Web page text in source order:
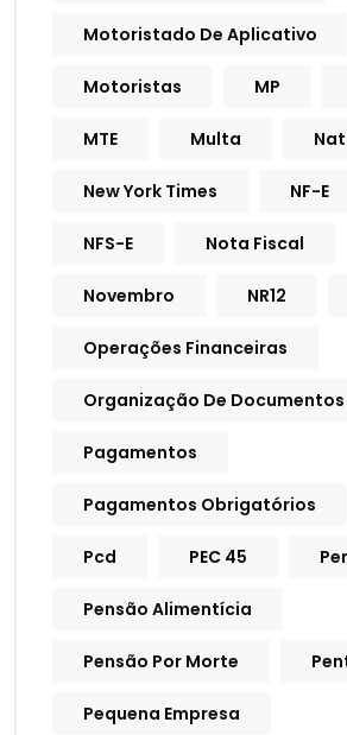
Motoristado De Aplicativo
Motoristas MP
MTE Multa
New York Times NF-E
NFS-E Nota Fiscal
Novembro NR12
Operações Financeiras
Organização De Documentos
Pagamentos
Pagamentos Obrigatórios
Pcd PEC 45
Pensão Alimentícia
Pensão Por Morte
Pequena Empresa